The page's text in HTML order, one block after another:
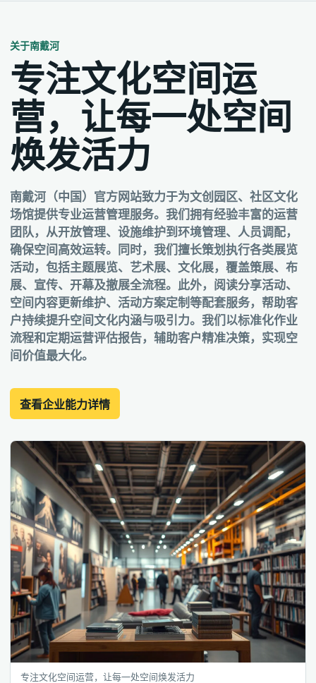
关于南戴河
专注文化空间运
营，让每一处空间
焕发活力
南戴河（中国）官方网站致力于为文创园区、社区文化
场馆提供专业运营管理服务。我们拥有经验丰富的运营
团队，从开放管理、设施维护到环境管理、人员调配，
确保空间高效运转。同时，我们擅长策划执行各类展览
活动，包括主题展览、艺术展、文化展，覆盖策展、布
展、宣传、开幕及撤展全流程。此外，阅读分享活动、
空间内容更新维护、活动方案定制等配套服务，帮助客
户持续提升空间文化内涵与吸引力。我们以标准化作业
流程和定期运营评估报告，辅助客户精准决策，实现空
间价值最大化。
查看企业能力详情
专注文化空间运营，让每一处空间焕发活力